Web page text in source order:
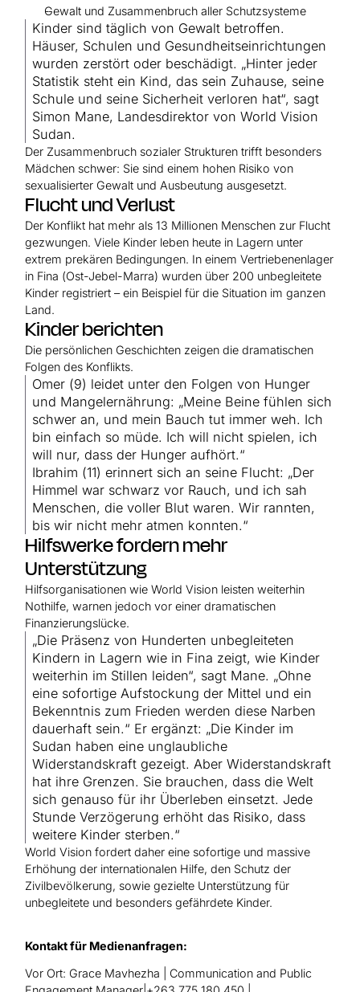
Gewalt und Zusammenbruch aller Schutzsysteme
Kinder sind täglich von Gewalt betroffen.
Häuser, Schulen und Gesundheitseinrichtungen
wurden zerstört oder beschädigt. „Hinter jeder
Statistik steht ein Kind, das sein Zuhause, seine
Schule und seine Sicherheit verloren hat“, sagt
Simon Mane, Landesdirektor von World Vision
Sudan.
Der Zusammenbruch sozialer Strukturen trifft besonders
Mädchen schwer: Sie sind einem hohen Risiko von
sexualisierter Gewalt und Ausbeutung ausgesetzt.
Flucht und Verlust
Der Konflikt hat mehr als 13 Millionen Menschen zur Flucht
gezwungen. Viele Kinder leben heute in Lagern unter
extrem prekären Bedingungen. In einem Vertriebenenlager
in Fina (Ost-Jebel-Marra) wurden über 200 unbegleitete
Kinder registriert – ein Beispiel für die Situation im ganzen
Land.
Kinder berichten
Die persönlichen Geschichten zeigen die dramatischen
Folgen des Konflikts.
Omer (9) leidet unter den Folgen von Hunger
und Mangelernährung: „Meine Beine fühlen sich
schwer an, und mein Bauch tut immer weh. Ich
bin einfach so müde. Ich will nicht spielen, ich
will nur, dass der Hunger aufhört.“
Ibrahim (11) erinnert sich an seine Flucht: „Der
Himmel war schwarz vor Rauch, und ich sah
Menschen, die voller Blut waren. Wir rannten,
bis wir nicht mehr atmen konnten.“
Hilfswerke fordern mehr
Unterstützung
Hilfsorganisationen wie World Vision leisten weiterhin
Nothilfe, warnen jedoch vor einer dramatischen
Finanzierungslücke.
„Die Präsenz von Hunderten unbegleiteten
Kindern in Lagern wie in Fina zeigt, wie Kinder
weiterhin im Stillen leiden“, sagt Mane. „Ohne
eine sofortige Aufstockung der Mittel und ein
Bekenntnis zum Frieden werden diese Narben
dauerhaft sein.“ Er ergänzt: „Die Kinder im
Sudan haben eine unglaubliche
Widerstandskraft gezeigt. Aber Widerstandskraft
hat ihre Grenzen. Sie brauchen, dass die Welt
sich genauso für ihr Überleben einsetzt. Jede
Stunde Verzögerung erhöht das Risiko, dass
weitere Kinder sterben.“
World Vision fordert daher eine sofortige und massive
Erhöhung der internationalen Hilfe, den Schutz der
Zivilbevölkerung, sowie gezielte Unterstützung für
unbegleitete und besonders gefährdete Kinder.
Kontakt für Medienanfragen:
Vor Ort: Grace Mavhezha | Communication and Public